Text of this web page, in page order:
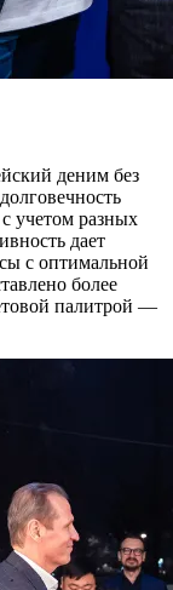
деним без
учетом разных
дает
с оптимальной
более
палитрой —